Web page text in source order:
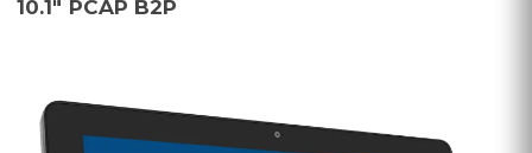
10.1" PCAP B2P